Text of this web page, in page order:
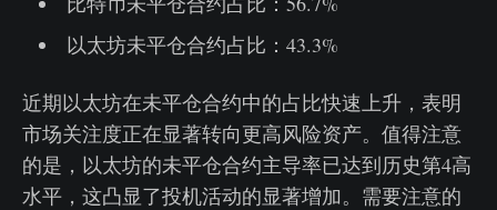
以太坊未平仓合约占比：43.3%
近期以太坊在未平仓合约中的占比快速上升，表明
市场关注度正在显著转向更高风险资产。值得注意
的是，以太坊的未平仓合约主导率已达到历史第4高
水平，这凸显了投机活动的显著增加。需要注意的